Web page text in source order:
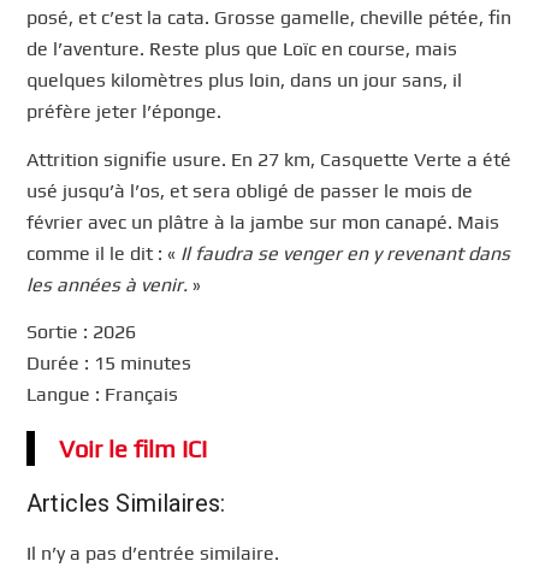
posé, et c’est la cata. Grosse gamelle, cheville pétée, fin
de l’aventure. Reste plus que Loïc en course, mais
quelques kilomètres plus loin, dans un jour sans, il
préfère jeter l’éponge.
Attrition signifie usure. En 27 km, Casquette Verte a été
usé jusqu’à l’os, et sera obligé de passer le mois de
février avec un plâtre à la jambe sur mon canapé. Mais
comme il le dit : « Il faudra se venger en y revenant dans
les années à venir. »
Sortie : 2026
Durée : 15 minutes
Langue : Français
Voir le film ICI
Articles Similaires:
Il n’y a pas d’entrée similaire.